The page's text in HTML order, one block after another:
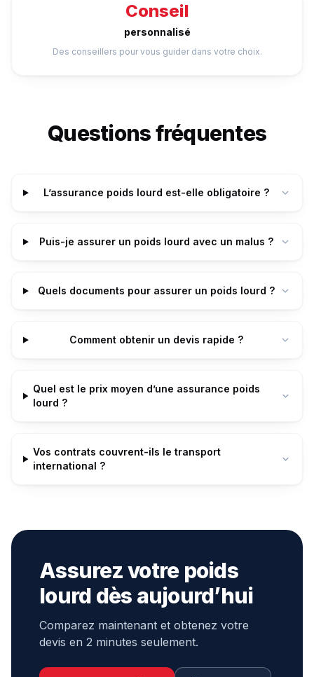
Conseil
personnalisé
Des conseillers pour vous guider dans votre choix.
Questions fréquentes
L’assurance poids lourd est-elle obligatoire ?
Puis-je assurer un poids lourd avec un malus ?
Quels documents pour assurer un poids lourd ?
Comment obtenir un devis rapide ?
Quel est le prix moyen d’une assurance poids
lourd ?
Vos contrats couvrent-ils le transport
international ?
Assurez votre poids
lourd dès aujourd’hui
Comparez maintenant et obtenez votre
devis en 2 minutes seulement.